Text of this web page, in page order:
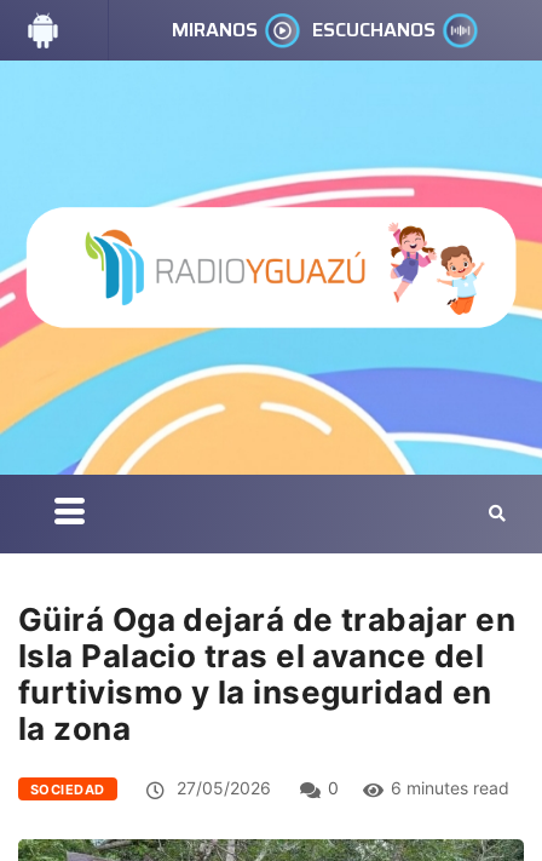
MIRANOS ESCUCHANOS
Güirá Oga dejará de trabajar en
Isla Palacio tras el avance del
furtivismo y la inseguridad en
la zona
SOCIEDAD 27/05/2026 0 6 minutes read